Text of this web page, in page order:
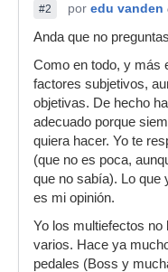
#2 por edu vanden
Anda que no
Como en todo, y más
factores subjetivos,
objetivas. De hecho
adecuado porque
quiera hacer. Yo te
(que no es poca,
que no sabía). Lo que
es mi opinión.
Yo los multiefectos no
varios. Hace ya
pedales (Boss y